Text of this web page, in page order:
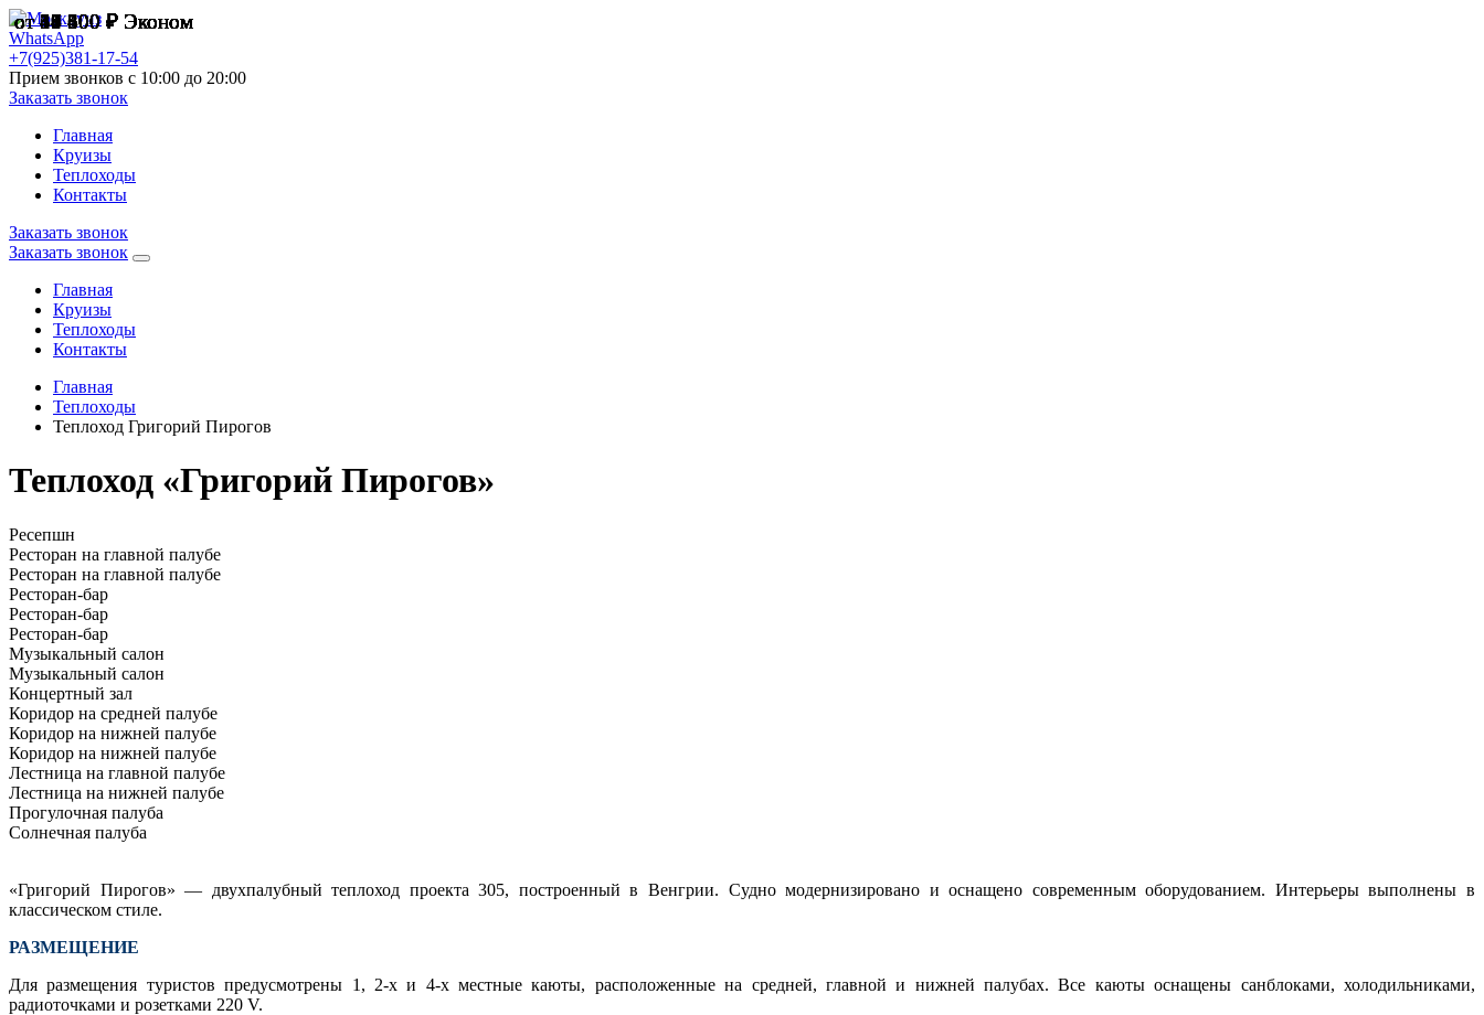
WhatsApp
+7(925)381-17-54
Прием звонков с 10:00 до 20:00
Заказать звонок
Главная
Круизы
Теплоходы
Контакты
Заказать звонок
Заказать звонок
Главная
Круизы
Теплоходы
Контакты
Главная
Теплоходы
Теплоход Григорий Пирогов
Теплоход «Григорий Пирогов»
Ресепшн
Ресторан на главной палубе
Ресторан на главной палубе
Ресторан-бар
Ресторан-бар
Ресторан-бар
Музыкальный салон
Музыкальный салон
Концертный зал
Коридор на средней палубе
Коридор на нижней палубе
Коридор на нижней палубе
Лестница на главной палубе
Лестница на нижней палубе
Прогулочная палуба
Солнечная палуба
«Григорий Пирогов» — двухпалубный теплоход проекта 305, построенный в Венгрии. Судно модернизировано и оснащено современным оборудованием. Интерьеры выполнены в
классическом стиле.
РАЗМЕЩЕНИЕ
Для размещения туристов предусмотрены 1, 2-х и 4-х местные каюты, расположенные на средней, главной и нижней палубах. Все каюты оснащены санблоками, холодильниками,
радиоточками и розетками 220 V.
от 44 500 ₽ Эконом
от 44 500 ₽ Эконом
от 31 800 ₽ Эконом
от 17 400 ₽ Эконом
от 63 600 ₽ Эконом
от 18 600 ₽ Эконом
от 17 400 ₽ Эконом
от 31 800 ₽ Эконом
от 40 600 ₽ Эконом
от 19 100 ₽ Эконом
от 44 500 ₽ Эконом
от 36 500 ₽ Эконом